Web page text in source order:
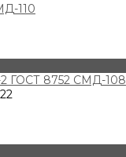
110
2 ГОСТ 8752 СМД-108